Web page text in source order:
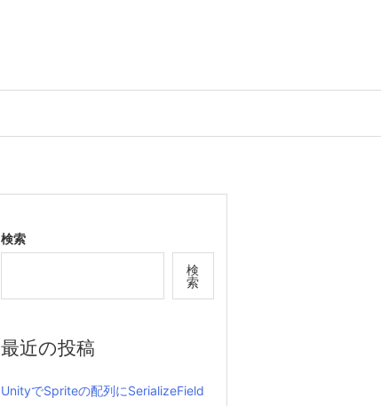
検索
検
索
最近の投稿
UnityでSpriteの配列にSerializeField